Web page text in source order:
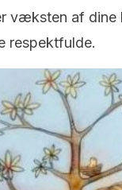
væksten af
respektfulde.